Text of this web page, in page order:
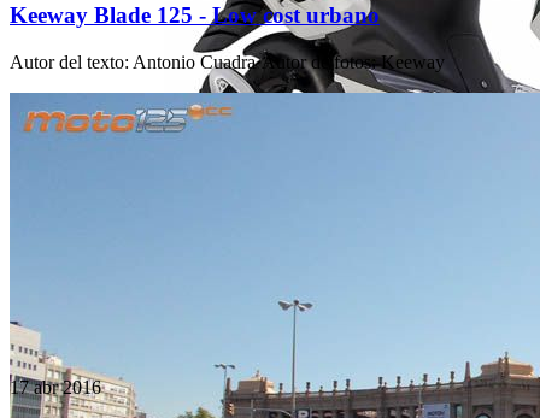
Keeway Blade 125 - Low cost urbano
Autor del texto: Antonio Cuadra·Autor de fotos: Keeway
17 abr 2016